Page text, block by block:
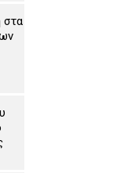
στα